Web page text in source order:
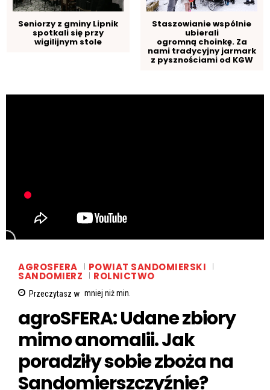
Seniorzy z gminy Lipnik
spotkali się przy
wigilijnym stole
Staszowianie wspólnie
ubierali
ogromną choinkę. Za
nami tradycyjny jarmark
z pysznościami od KGW